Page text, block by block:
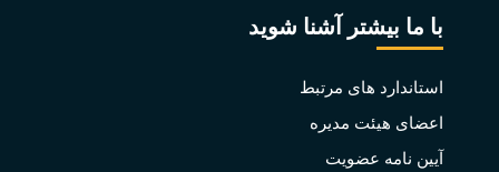
با ما بیشتر آشنا شوید
استاندارد های مرتبط
اعضای هیئت مدیره
آیین نامه عضویت